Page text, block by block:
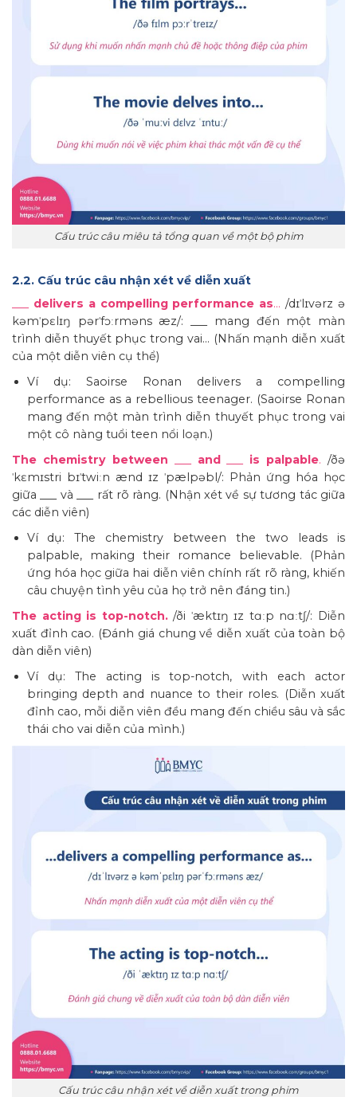
Cấu trúc câu miêu tả tổng quan về một bộ phim
2.2. Cấu trúc câu nhận xét về diễn xuất
delivers a compelling performance as… /dɪˈlɪvərz ə
kəmˈpɛlɪŋ pərˈfɔːrməns æz/: ___ mang đến một màn
trình diễn thuyết phục trong vai… (Nhấn mạnh diễn xuất
của một diễn viên cụ thể)
Ví dụ: Saoirse Ronan delivers a compelling
performance as a rebellious teenager. (Saoirse Ronan
mang đến một màn trình diễn thuyết phục trong vai
một cô nàng tuổi teen nổi loạn.)
The chemistry between
and___ is palpable. /ðə
ˈkɛmɪstri bɪˈtwiːn ænd ɪz ˈpælpəbl/: Phản ứng hóa học
giữa ___ và ___ rất rõ ràng. (Nhận xét về sự tương tác giữa
các diễn viên)
Ví dụ: The chemistry between the two leads is
palpable, making their romance believable. (Phản
ứng hóa học giữa hai diễn viên chính rất rõ ràng, khiến
câu chuyện tình yêu của họ trở nên đáng tin.)
The acting is top-notch./ði ˈæktɪŋ ɪz tɑːp nɑːtʃ/: Diễn
xuất đỉnh cao. (Đánh giá chung về diễn xuất của toàn bộ
dàn diễn viên)
Ví dụ: The acting is top-notch, with each actor
bringing depth and nuance to their roles. (Diễn xuất
đỉnh cao, mỗi diễn viên đều mang đến chiều sâu và sắc
thái cho vai diễn của mình.)
Cấu trúc câu nhận xét về diễn xuất trong phim